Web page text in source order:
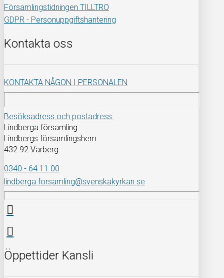
Församlingstidningen TILLTRO
GDPR - Personuppgiftshantering
Kontakta oss
KONTAKTA NÅGON I PERSONALEN
Besöksadress och postadress:
Lindberga församling
Lindbergs församlingshem
432 92 Varberg
0340 - 64 11 00
lindberga.forsamling@svenskakyrkan.se
Öppettider Kansli